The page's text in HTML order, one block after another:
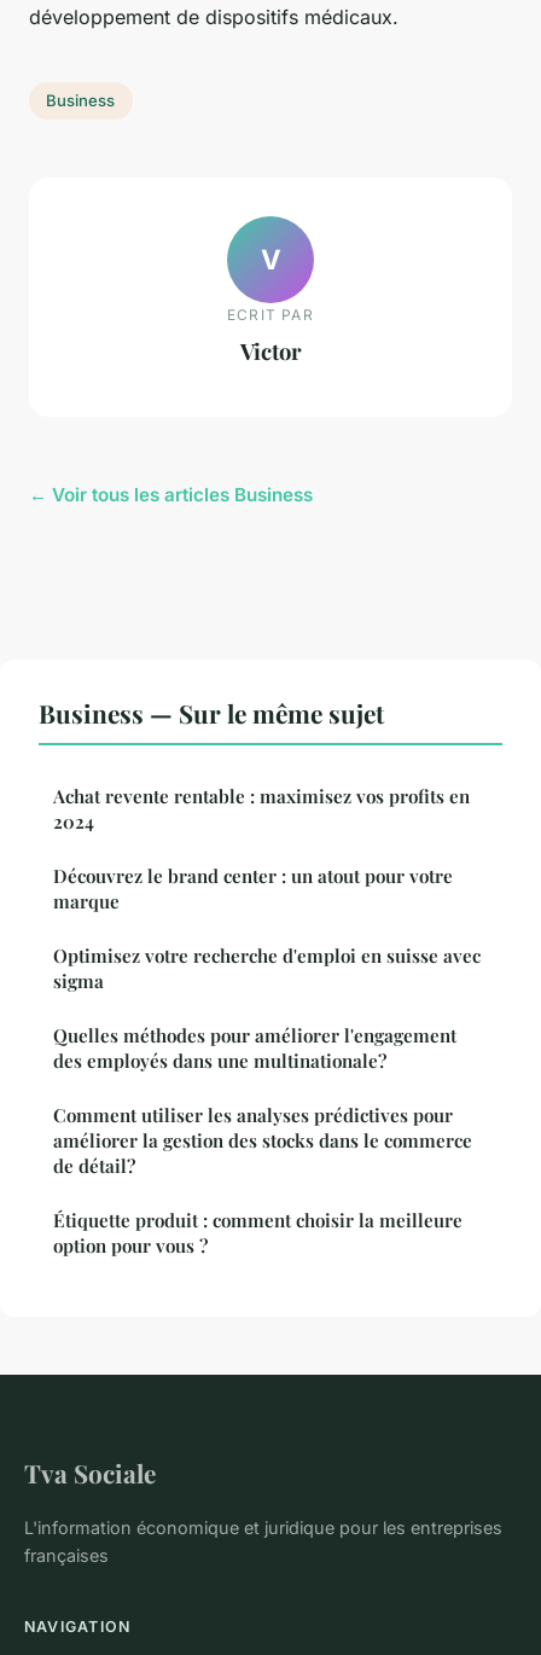
développement de dispositifs médicaux.
Business
V
ECRIT PAR
Victor
← Voir tous les articles Business
Business — Sur le même sujet
Achat revente rentable : maximisez vos profits en
2024
Découvrez le brand center : un atout pour votre
marque
Optimisez votre recherche d'emploi en suisse avec
sigma
Quelles méthodes pour améliorer l'engagement
des employés dans une multinationale?
Comment utiliser les analyses prédictives pour
améliorer la gestion des stocks dans le commerce
de détail?
Étiquette produit : comment choisir la meilleure
option pour vous ?
Tva Sociale
L'information économique et juridique pour les entreprises
françaises
NAVIGATION